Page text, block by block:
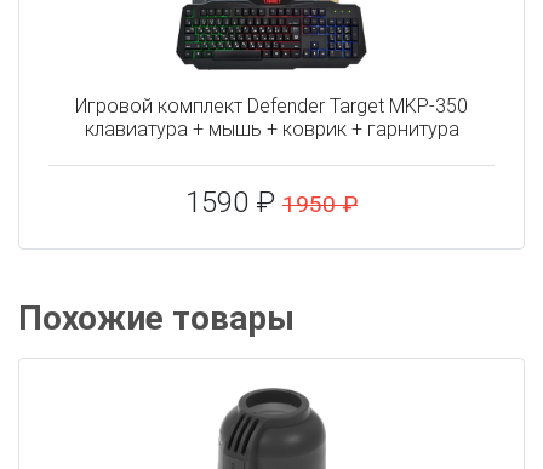
Игровой комплект Defender Target MKP-350
клавиатура + мышь + коврик + гарнитура
1590 ₽ 1950 ₽
Похожие товары